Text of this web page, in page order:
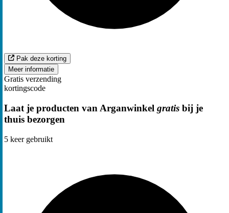
Pak deze korting
Meer informatie
Gratis verzending
kortingscode
Laat je producten van Arganwinkel gratis bij je
thuis bezorgen
5 keer gebruikt